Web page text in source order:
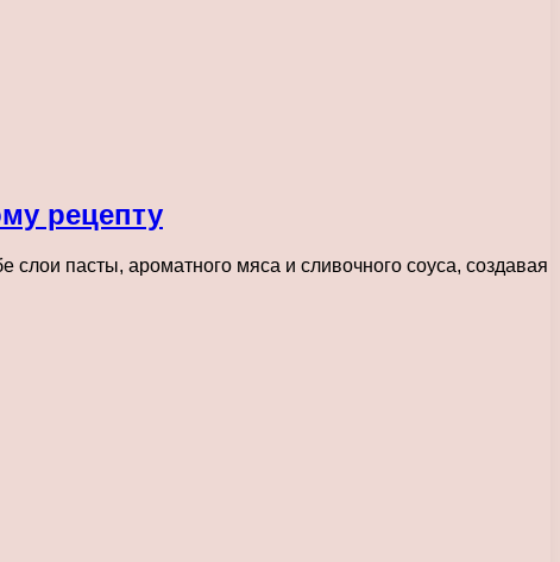
рецепту
пасты, ароматного мяса и сливочного соуса, создавая